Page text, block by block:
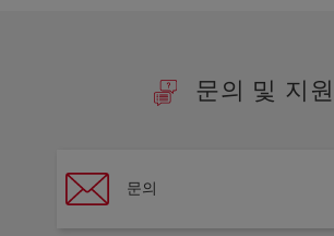
문의 및 지원
문의